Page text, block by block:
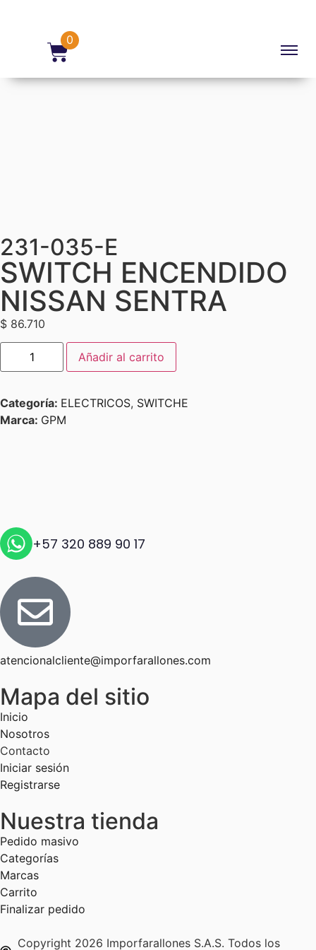
0
231-035-E
SWITCH ENCENDIDO
NISSAN SENTRA
$ 86.710
Añadir al carrito
Categoría: ELECTRICOS, SWITCHE
Marca: GPM
+57 320 889 90 17
atencionalcliente@imporfarallones.com
Mapa del sitio
Inicio
Nosotros
Contacto
Iniciar sesión
Registrarse
Nuestra tienda
Pedido masivo
Categorías
Marcas
Carrito
Finalizar pedido
Copyright 2026 Imporfarallones S.A.S. Todos los